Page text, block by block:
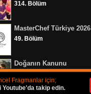
314. Bölüm
MasterChef Türkiye 2026
49. Bölüm
Doğanın Kanunu
9. Bölüm
Fragmanlar için;
Youtube'da takip edin.
Gelin 131. Bölüm
Gelin 129. Bölüm
Gelin 128. Bölüm